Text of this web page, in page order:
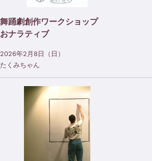
舞踊劇創作ワークショップ
おナラティブ
2026年2月8日（日）
たくみちゃん